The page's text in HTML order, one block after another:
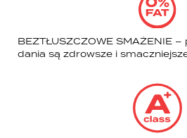
BEZTŁUSZCZOWE SMAŻENIE
dania są zdrowsze i